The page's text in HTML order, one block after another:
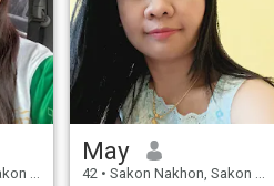
May
42 • Sakon Nakhon, Sakon Nakhon, Thailand